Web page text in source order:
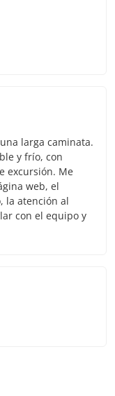
larga caminata.
y frío, con
excursión. Me
web, el
la atención al
con el equipo y